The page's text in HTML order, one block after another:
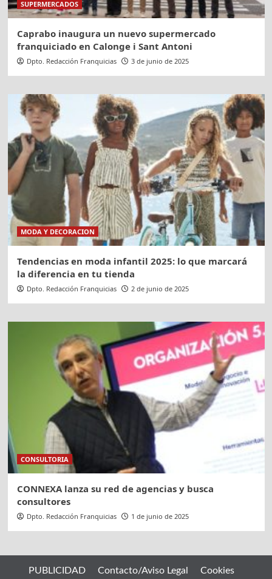
SUPERMERCADOS
Caprabo inaugura un nuevo supermercado
franquiciado en Calonge i Sant Antoni
Dpto. Redacción Franquicias 3 de junio de 2025
MODA Y DECORACION
Tendencias en moda infantil 2025: lo que marcará
la diferencia en tu tienda
Dpto. Redacción Franquicias 2 de junio de 2025
CONSULTORIA
CONNEXA lanza su red de agencias y busca
consultores
Dpto. Redacción Franquicias 1 de junio de 2025
PUBLICIDAD Contacto/Aviso Legal Cookies